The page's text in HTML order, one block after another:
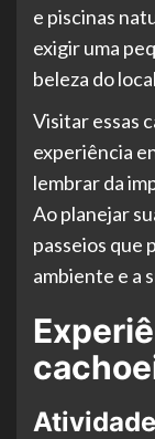
e piscinas
exigir uma
beleza do
Visitar essas
experiência
lembrar da
Ao planejar
passeios que
ambiente e a